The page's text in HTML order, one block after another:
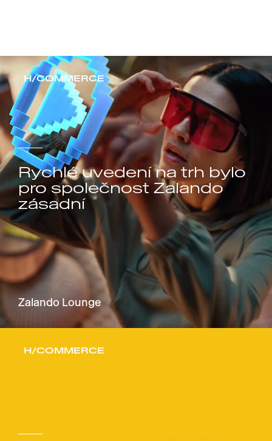
H/COMMERCE
Rychlé uvedení na trh bylo
pro společnost Zalando
zásadní
Zalando Lounge
H/COMMERCE